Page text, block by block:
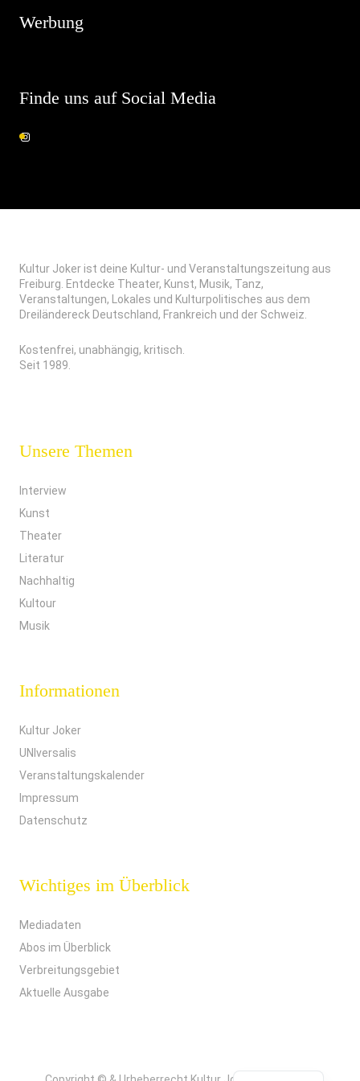
Werbung
Finde uns auf Social Media
Kultur Joker ist deine Kultur- und Veranstaltungszeitung aus
Freiburg. Entdecke Theater, Kunst, Musik, Tanz,
Veranstaltungen, Lokales und Kulturpolitisches aus dem
Dreiländereck Deutschland, Frankreich und der Schweiz.
Kostenfrei, unabhängig, kritisch.
Seit 1989.
Unsere Themen
Interview
Kunst
Theater
Literatur
Nachhaltig
Kultour
Musik
Informationen
Kultur Joker
UNIversalis
Veranstaltungskalender
Impressum
Datenschutz
Wichtiges im Überblick
Mediadaten
Abos im Überblick
Verbreitungsgebiet
Aktuelle Ausgabe